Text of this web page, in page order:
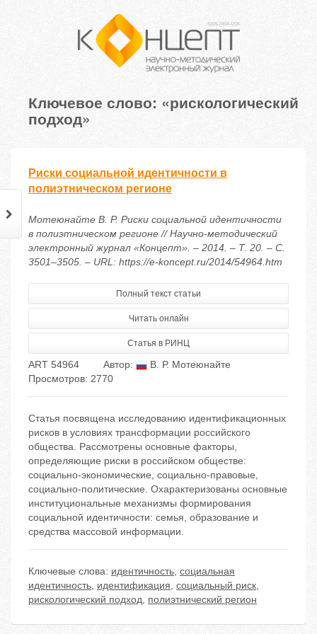
Ключевое слово: «рискологический
подход»
Риски социальной идентичности в
полиэтническом регионе
Мотеюнайте В. Р. Риски социальной идентичности
в полиэтническом регионе // Научно-методический
электронный журнал «Концепт». – 2014. – Т. 20. – С.
3501–3505. – URL: https://e-koncept.ru/2014/54964.htm
Полный текст статьи
Читать онлайн
Статья в РИНЦ
ART 54964 Автор:
В. Р. Мотеюнайте
Просмотров: 2770
Статья посвящена исследованию идентификационных
рисков в условиях трансформации российского
общества. Рассмотрены основные факторы,
определяющие риски в российском обществе:
социально-экономические, социально-правовые,
социально-политические. Охарактеризованы основные
институциональные механизмы формирования
социальной идентичности: семья, образование и
средства массовой информации.
Ключевые слова: идентичность, социальная
идентичность, идентификация, социальный риск,
рискологический подход, полиэтнический регион